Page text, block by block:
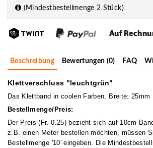
(Mindestbestellmenge 2 Stück)
Beschreibung Bewertungen (0) FAQ
Klettverschluss "leuchtgrün"
Das Klettband in coolen Farben. Breite: 25mm
Bestellmenge/Preis:
Der Preis (Fr. 0.25) bezieht sich auf 10cm
z.B. einen Meter bestellen möchten, müssen
Bestellmenge '10' eingeben. Die